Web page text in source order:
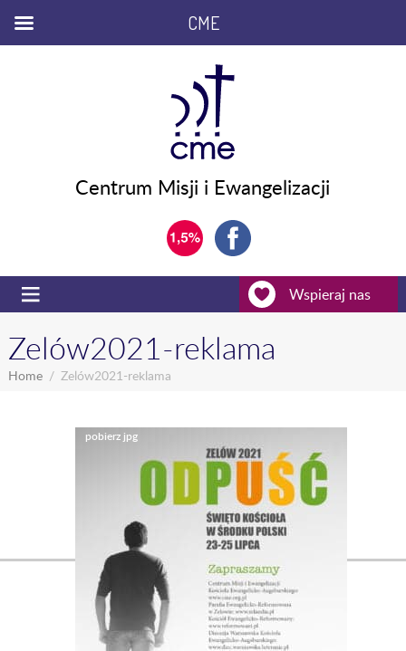
Centrum Misji i Ewangelizacji
Wspieraj nas
Zelów2021-reklama
Home Zelów2021-reklama
Nasi partnerzy
CME